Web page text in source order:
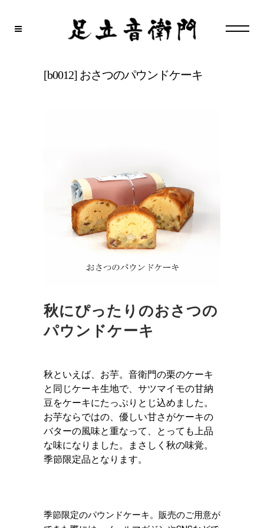
[b0012] おさつのパウンドケーキ
秋にぴったりのおさつの
パウンドケーキ
秋といえば、お芋。音衛門の栗のケーキ
と同じケーキ生地で、サツマイモの甘納
豆をケーキにたっぷりとじ込めました。
お芋ならではの、優しい甘さがケーキの
バターの風味と重なって、とっても上品
な味になりました。まさしく秋の味覚。
季節限定品となります。
季節限定のパウンドケーキ。販売のご用意が